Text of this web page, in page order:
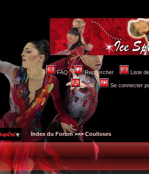
FAQ Rechercher Liste
Profil Se connecter
Index du Forum>>>Coulisses